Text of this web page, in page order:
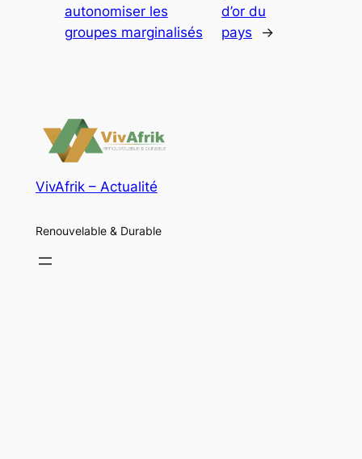
autonomiser les
groupes marginalisés
d’or du
pays
→
VivAfrik – Actualité
Renouvelable & Durable